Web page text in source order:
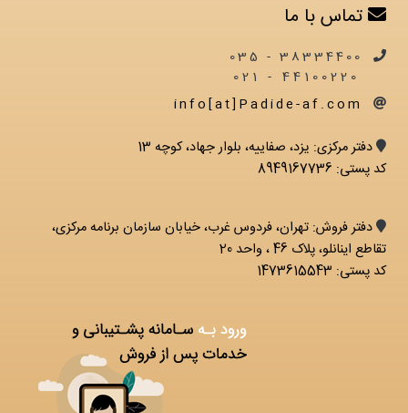
تماس با ما
38334400 - 035
info[at]Padide-af.com
دفتر مرکزی: يزد، صفاییه، بلوار جهاد، کوچه 13
کد پستی: 8949167736
دفتر فروش: تهران، فردوس غرب، خیابان سازمان برنامه مرکزی،
تقاطع اینانلو، پلاک 46 ، واحد 20
کد پستی: 1473615543